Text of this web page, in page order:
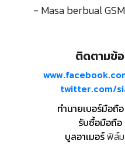
- Masa berbual
ติดตามข้
twitter.com/
ทำนายเบอร์มือถื
รับซื้อมือถือ
บูลอาเมอร์ฟิล์